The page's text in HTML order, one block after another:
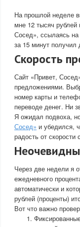
На прошлой неделе
мне 12 тысяч
Сосед», ссылаясь
за 15 минут получил
Скорость
Сайт «Привет,
предложениями.
номер карты и
переводе денег. Ни
Я ожидал подвоха,
Сосед» и убедился,
радость от
Через две недели я
ежедневного
автоматически и
рублей (проценты)
Вот что важно